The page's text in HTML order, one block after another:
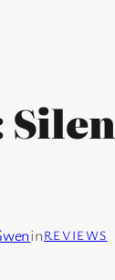
inREVIEWS